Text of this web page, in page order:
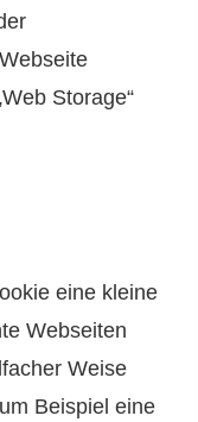
Storage“
eine kleine
Webseiten
Weise
Beispiel eine